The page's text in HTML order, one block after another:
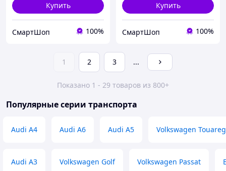
Купить
СмартШоп 100%
Купить
СмартШоп 100%
1 2 3 ...
Показано 1 - 29 товаров из 800+
Популярные серии транспорта
Audi A4 Audi A6 Audi A5 Volkswagen Touareg
Audi A3 Volkswagen Golf Volkswagen Passat